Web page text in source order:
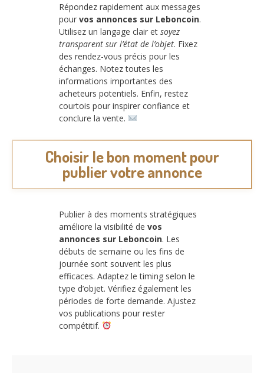
Répondez rapidement aux messages
pour vos annonces sur Leboncoin.
Utilisez un langage clair et soyez
transparent sur l’état de l’objet. Fixez
des rendez-vous précis pour les
échanges. Notez toutes les
informations importantes des
acheteurs potentiels. Enfin, restez
courtois pour inspirer confiance et
conclure la vente.
Choisir le bon moment pour
publier votre annonce
Publier à des moments stratégiques
améliore la visibilité de vos
annonces sur Leboncoin. Les
débuts de semaine ou les fins de
journée sont souvent les plus
efficaces. Adaptez le timing selon le
type d’objet. Vérifiez également les
périodes de forte demande. Ajustez
vos publications pour rester
compétitif.